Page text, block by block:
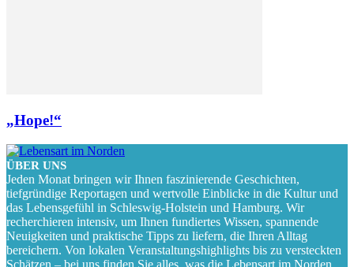
„Hope!“
ÜBER UNS
Jeden Monat bringen wir Ihnen faszinierende Geschichten,
tiefgründige Reportagen und wertvolle Einblicke in die Kultur und
das Lebensgefühl in Schleswig-Holstein und Hamburg. Wir
recherchieren intensiv, um Ihnen fundiertes Wissen, spannende
Neuigkeiten und praktische Tipps zu liefern, die Ihren Alltag
bereichern. Von lokalen Veranstaltungshighlights bis zu versteckten
Schätzen – bei uns finden Sie alles, was die Lebensart im Norden